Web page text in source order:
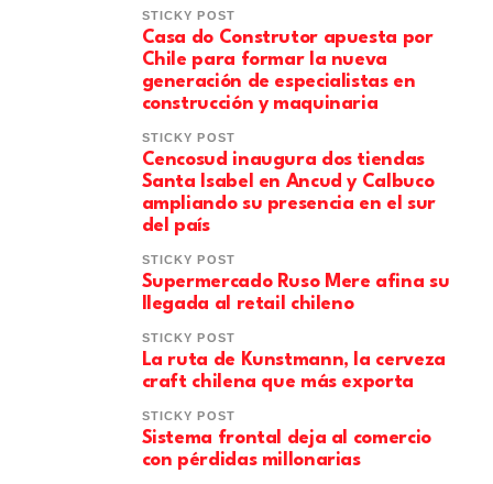
STICKY POST
Casa do Construtor apuesta por
Chile para formar la nueva
generación de especialistas en
construcción y maquinaria
STICKY POST
Cencosud inaugura dos tiendas
Santa Isabel en Ancud y Calbuco
ampliando su presencia en el sur
del país
STICKY POST
Supermercado Ruso Mere afina su
llegada al retail chileno
STICKY POST
La ruta de Kunstmann, la cerveza
craft chilena que más exporta
STICKY POST
Sistema frontal deja al comercio
con pérdidas millonarias